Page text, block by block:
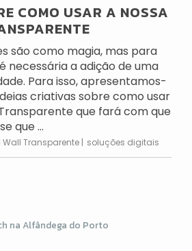
COMO USAR A NOSSA
são como magia, mas para
necessária a adição de uma
Para isso, apresentamos-
criativas sobre como usar
que fará com que
que ...
Wall Transparente soluções digitais